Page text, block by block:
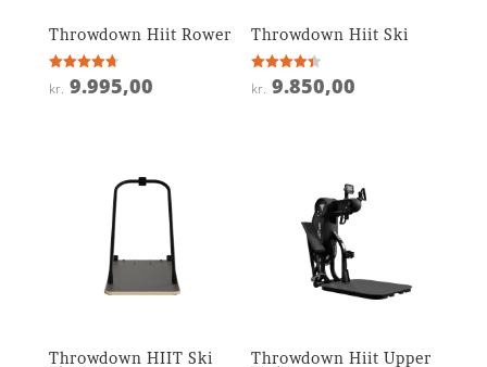
Throwdown Hiit Rower
Vurderet
4.7
kr. 9.995,00
Throwdown Hiit Ski
Vurderet
4.4
kr. 9.850,00
Throwdown HIIT Ski
Throwdown Hiit Upper